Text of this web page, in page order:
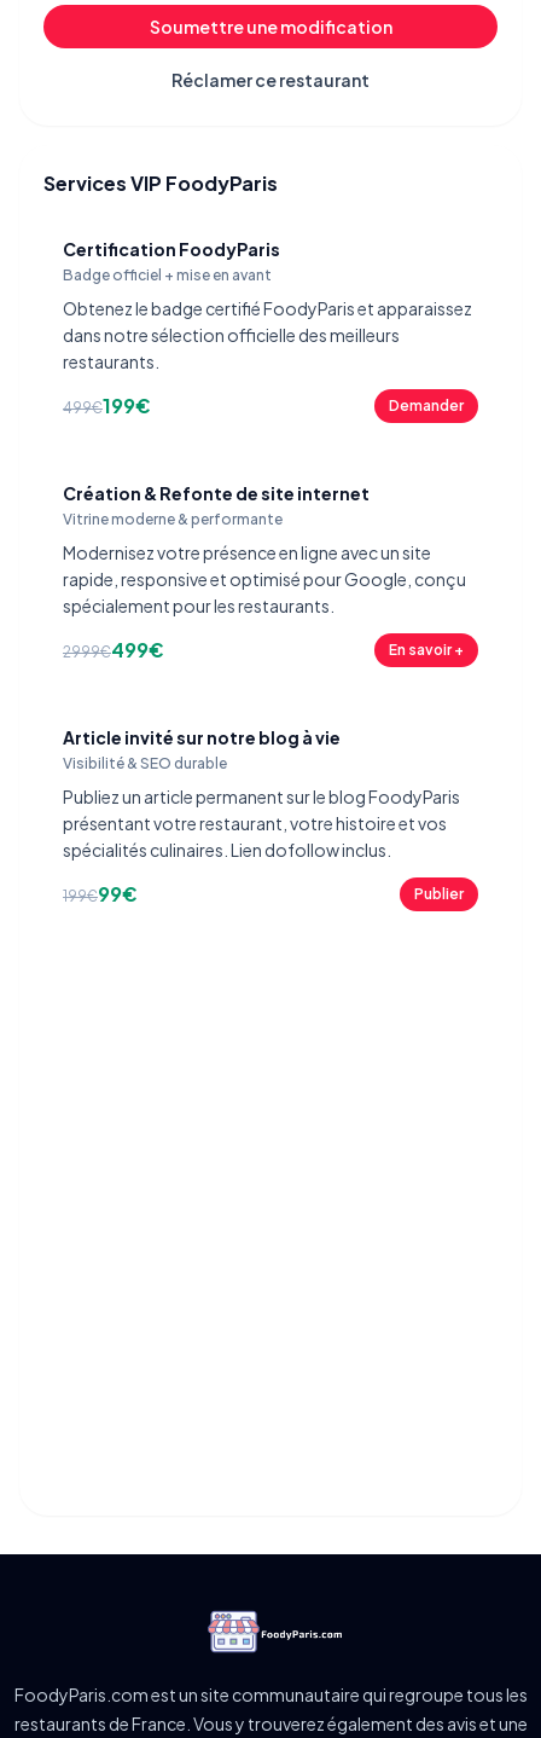
Soumettre une modification
Réclamer ce restaurant
Services VIP FoodyParis
Certification FoodyParis
Badge officiel + mise en avant
Obtenez le badge certifié FoodyParis et apparaissez
dans notre sélection officielle des meilleurs
restaurants.
499€199€ Demander
Création & Refonte de site internet
Vitrine moderne & performante
Modernisez votre présence en ligne avec un site
rapide, responsive et optimisé pour Google, conçu
spécialement pour les restaurants.
2999€499€ En savoir +
Article invité sur notre blog à vie
Visibilité & SEO durable
Publiez un article permanent sur le blog FoodyParis
présentant votre restaurant, votre histoire et vos
spécialités culinaires. Lien dofollow inclus.
199€99€ Publier
FoodyParis.com est un site communautaire qui regroupe tous les
restaurants de France. Vous y trouverez également des avis et une